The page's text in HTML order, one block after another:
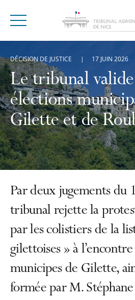
Menu
Le tribunal
élections
Gilette et de
DÉCISION DE JUSTICE 17 JUIN 2026
Par deux jugements du
tribunal rejette la
par les colistiers de la
gilettoises » à
municipes de Gilette,
formée par M.